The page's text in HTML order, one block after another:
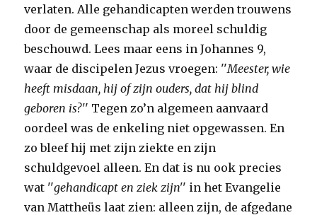
verlaten. Alle gehandicapten werden trouwens
door de gemeenschap als moreel schuldig
beschouwd. Lees maar eens in Johannes 9,
waar de discipelen Jezus vroegen: ''Meester, wie
heeft misdaan, hij of zijn ouders, dat hij blind
geboren is?'' Tegen zo’n algemeen aanvaard
oordeel was de enkeling niet opgewassen. En
zo bleef hij met zijn ziekte en zijn
schuldgevoel alleen. En dat is nu ook precies
wat ''gehandicapt en ziek zijn'' in het Evangelie
van Mattheüs laat zien: alleen zijn, de afgedane